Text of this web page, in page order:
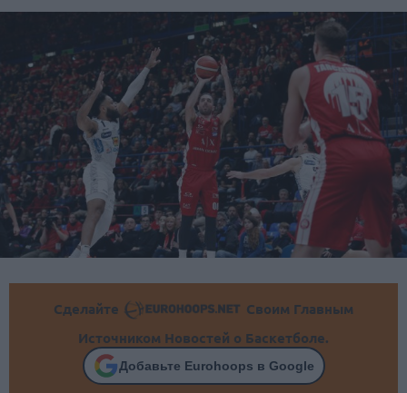
Сделайте
Своим Главным
Источником Новостей о Баскетболе.
Добавьте Eurohoops в Google